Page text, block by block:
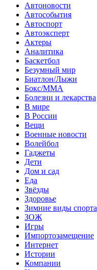
Автоновости
Автособытия
Автоспорт
Автоэксперт
Актеры
Аналитика
Баскетбол
Безумный мир
Биатлон/Лыжи
Бокс/MMA
Болезни и лекарства
В мире
В России
Вещи
Военные новости
Волейбол
Гаджеты
Дети
Дом и сад
Еда
Звёзды
Здоровье
Зимние виды спорта
ЗОЖ
Игры
Импортозамещение
Интернет
Истории
Компании